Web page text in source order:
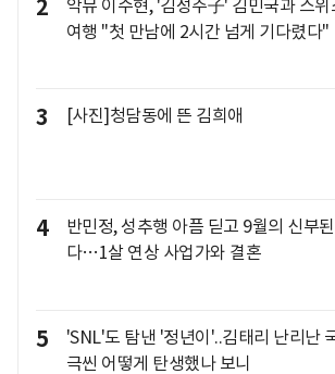
2
악뮤 이수현, '김성주子' 김민국과 스위
여행 "첫 만남에 2시간 넘게 기다렸다"
3 [사진]청담동에 뜬 김희애
4
반민정, 성추행 아픔 딛고 9월의 신부된
다…1살 연상 사업가와 결혼
5
'SNL'도 탐낸 '정년이'..김태리 난리난
극씬 어떻게 탄생했나 보니